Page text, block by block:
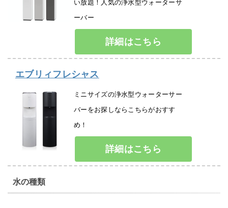
い放題！人気の浄水型ウォーターサ
ーバー
詳細はこちら
エブリィフレシャス
ミニサイズの浄水型ウォーターサー
バーをお探しならこちらがおすす
め！
詳細はこちら
水の種類